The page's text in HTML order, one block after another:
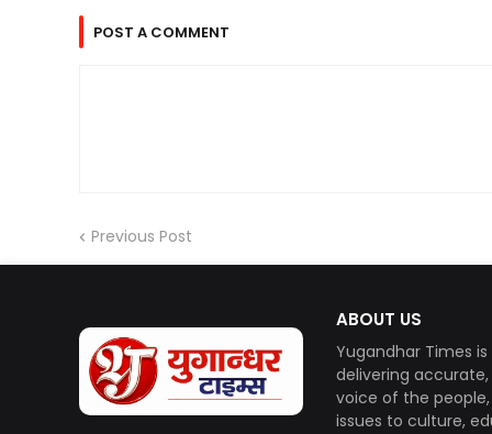
POST A COMMENT
Previous Post
ABOUT US
Yugandhar Times
delivering
voice of the
issues to culture,